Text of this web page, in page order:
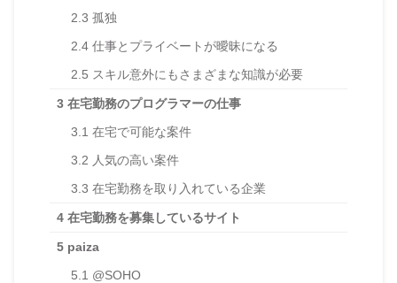
2.3 孤独
2.4 仕事とプライベートが曖昧になる
2.5 スキル意外にもさまざまな知識が必要
3 在宅勤務のプログラマーの仕事
3.1 在宅で可能な案件
3.2 人気の高い案件
3.3 在宅勤務を取り入れている企業
4 在宅勤務を募集しているサイト
5 paiza
5.1 @SOHO